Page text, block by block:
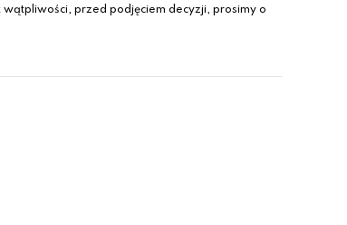
przed podjęciem decyzji, prosimy o